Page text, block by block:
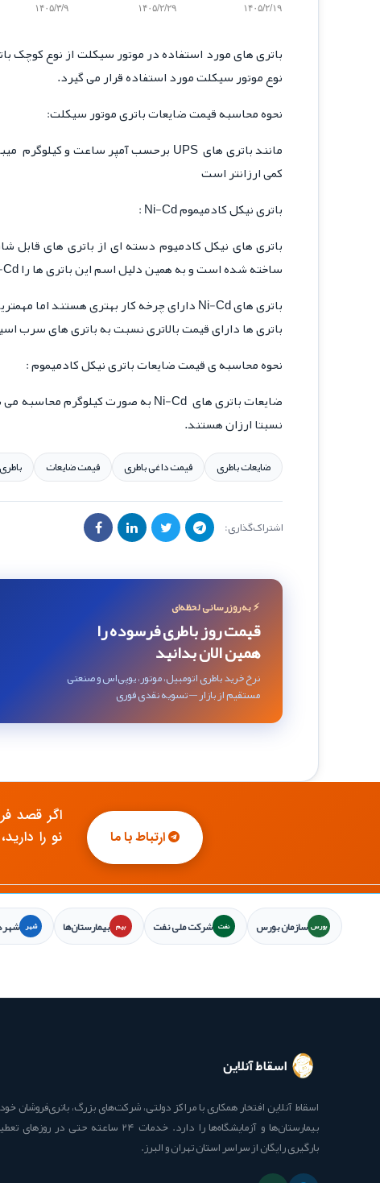
۱۴۰۵/۲/۱۹ ۱۴۰۵/۲/۲۹ ۱۴۰۵/۳/۹
باتری های مورد استفاده در موتور سیکلت از نوع کوچک باتری های12
نوع موتور سیکلت مورد استفاده قرار می گیرد.
نحوه محاسبه قیمت ضایعات باتری موتور سیکلت:
مانند باتری های UPS برحسب آمپر ساعت و کیلوگرم
کمی ارزانتر است
باتری نیکل کادمیمومNi-Cd
:
باتری های نیکل کادمیوم دسته ای از باتری های قابل
ساخته شده است و به همین دلیل اسم این باتری ها را
باتری هایNi-Cdدارای چرخه کار بهتری هستند اما
باتری ها دارای قیمت بالاتری نسبت به باتری های سرب
نحوه محاسبه ی قیمت ضایعات باتری نیکل کادمیموم :
ضایعات باتری های Ni-Cdبه صورت کیلوگرم محاسبه می
نسبتا ارزان هستند.
ضایعات باطری قیمت داغی باطری قیمت ضایعات
اشتراک‌گذاری:
⚡ به‌روزرسانی لحظه‌ای
قیمت روز باطری فرسوده را
همین الان بدانید
نرخ خرید باطری اتومبیل، موتور، یو‌پی‌اس و صنعتی
مستقیم از بازار — تسویه نقدی فوری
اگر قصد
نو را
ارتباط با ما
بورس سازمان بورس نفت شرکت ملی نفت بیم بیمارستان‌ها شهر
اسقاط آنلاین
اسقاط آنلاین افتخار همکاری با مراکز دولتی، شرکت‌های بزرگ، باتری‌فروشان
بیمارستان‌ها و آزمایشگاه‌ها را دارد. خدمات ۲۴ ساعته
بارگیری رایگان از سراسر استان تهران و البرز.